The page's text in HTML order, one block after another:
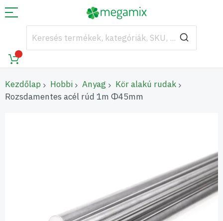
Kezdőlap Hobbi Anyag
Kör alakú rudak
Rozsdamentes acél rúd 1m Φ45mm